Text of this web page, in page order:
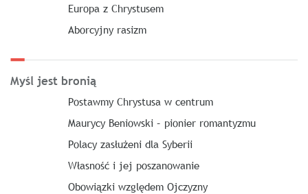
Europa z Chrystusem
Aborcyjny rasizm
Myśl jest bronią
Postawmy Chrystusa w centrum
Maurycy Beniowski – pionier romantyzmu
Polacy zasłużeni dla Syberii
Własność i jej poszanowanie
Obowiązki względem Ojczyzny